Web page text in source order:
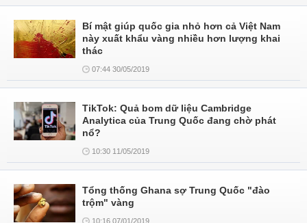
Bí mật giúp quốc gia nhỏ hơn cả Việt Nam
này xuất khẩu vàng nhiều hơn lượng khai
thác
07:44 30/05/2019
TikTok: Quả bom dữ liệu Cambridge
Analytica của Trung Quốc đang chờ phát
nổ?
10:30 11/05/2019
Tổng thống Ghana sợ Trung Quốc "đào
trộm" vàng
10:16 07/01/2019